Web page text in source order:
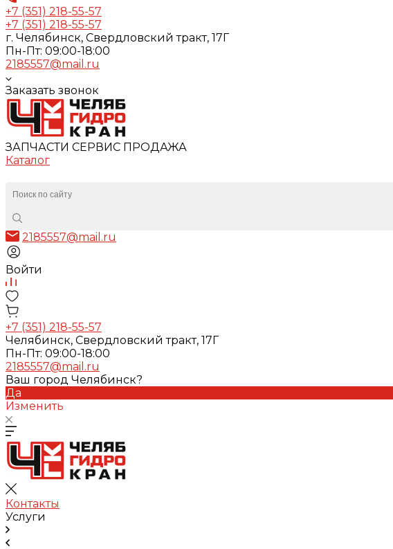
+7 (351) 218-55-57
+7 (351) 218-55-57
г. Челябинск, Свердловский тракт, 17Г
Пн-Пт: 09:00-18:00
2185557@mail.ru
Заказать звонок
ЗАПЧАСТИ СЕРВИС ПРОДАЖА
Каталог
2185557@mail.ru
Войти
+7 (351) 218-55-57
Челябинск, Свердловский тракт, 17Г
Пн-Пт: 09:00-18:00
2185557@mail.ru
Ваш город Челябинск?
Да
Изменить
Контакты
Услуги